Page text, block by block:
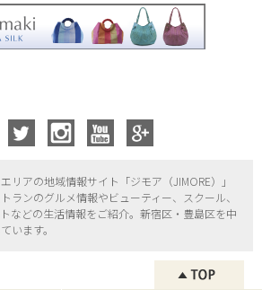
リアの地域情報サイト「ジモア（JIMORE）」
ランのグルメ情報やビューティー、
スクール、
などの生活情報をご紹介。新宿区・ 豊島区を中
います。